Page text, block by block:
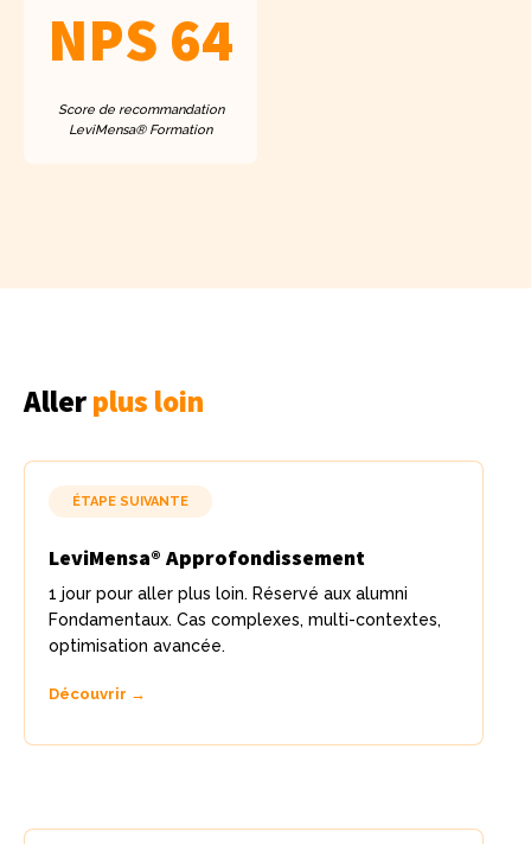
NPS 64
Score de recommandation
LeviMensa® Formation
Allerplus loin
ÉTAPE SUIVANTE
LeviMensa® Approfondissement
1 jour pour aller plus loin. Réservé aux alumni
Fondamentaux. Cas complexes, multi-contextes,
optimisation avancée.
Découvrir →